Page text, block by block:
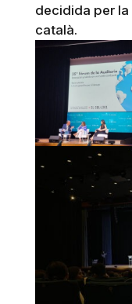
decidida per
català.